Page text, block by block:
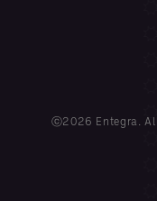
ⓒ2026 Entegra. All